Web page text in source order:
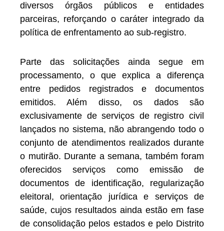
diversos órgãos públicos e entidades
parceiras, reforçando o caráter integrado da
política de enfrentamento ao sub-registro.
Parte das solicitações ainda segue em
processamento, o que explica a diferença
entre pedidos registrados e documentos
emitidos. Além disso, os dados são
exclusivamente de serviços de registro civil
lançados no sistema, não abrangendo todo o
conjunto de atendimentos realizados durante
o mutirão. Durante a semana, também foram
oferecidos serviços como emissão de
documentos de identificação, regularização
eleitoral, orientação jurídica e serviços de
saúde, cujos resultados ainda estão em fase
de consolidação pelos estados e pelo Distrito